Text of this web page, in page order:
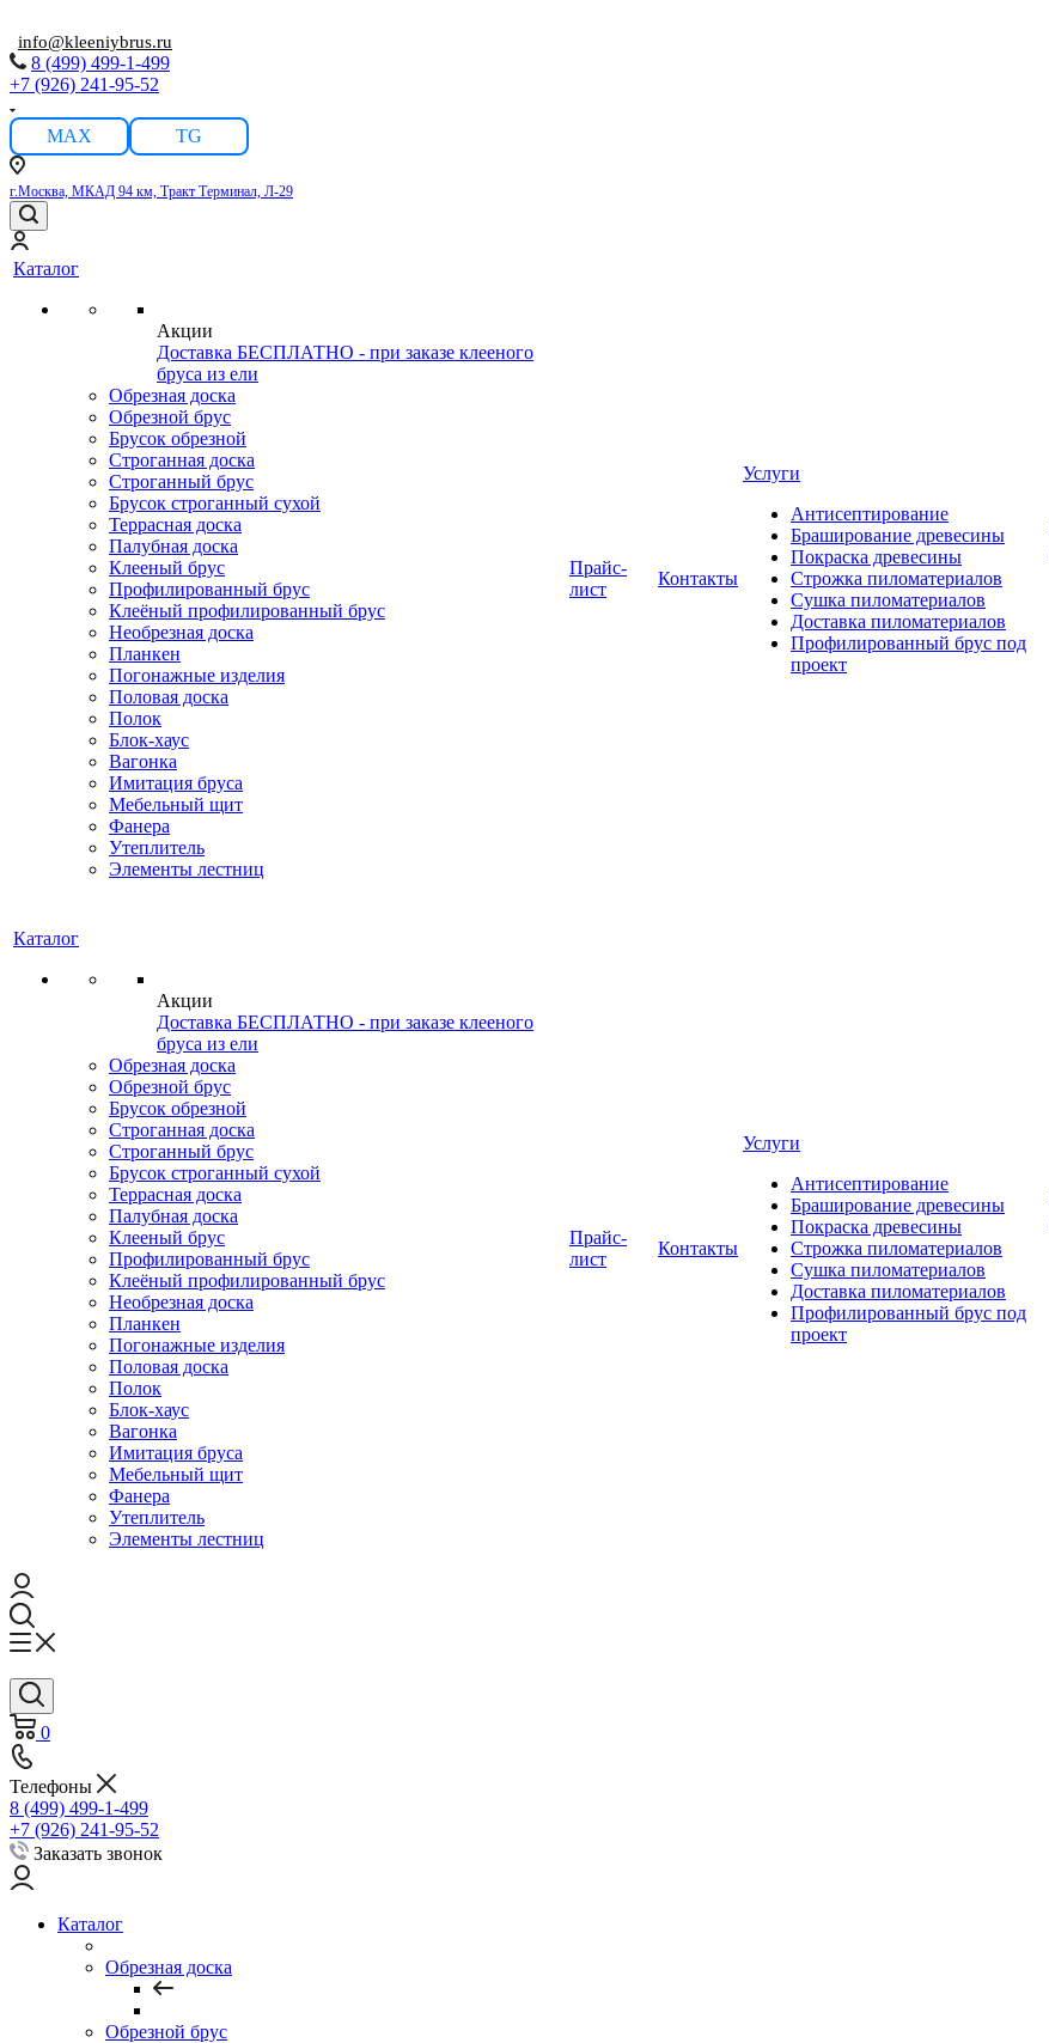
info@kleeniybrus.ru
8 (499) 499-1-499
+7 (926) 241-95-52
MAX TG
г.Москва, МКАД 94 км, Тракт Терминал, Л-29
Каталог
Акции
Доставка БЕСПЛАТНО - при заказе клееного
бруса из ели
Обрезная доска
Обрезной брус
Брусок обрезной
Строганная доска
Строганный брус
Брусок строганный сухой
Террасная доска
Палубная доска
Клееный брус
Профилированный брус
Клеёный профилированный брус
Необрезная доска
Планкен
Погонажные изделия
Половая доска
Полок
Блок-хаус
Вагонка
Имитация бруса
Мебельный щит
Фанера
Утеплитель
Элементы лестниц
Прайс-
лист
Контакты
Услуги
Антисептирование
Браширование древесины
Покраска древесины
Строжка пиломатериалов
Сушка пиломатериалов
Доставка пиломатериалов
Профилированный брус под
проект
Каталог
Акции
Доставка БЕСПЛАТНО - при заказе клееного
бруса из ели
Обрезная доска
Обрезной брус
Брусок обрезной
Строганная доска
Строганный брус
Брусок строганный сухой
Террасная доска
Палубная доска
Клееный брус
Профилированный брус
Клеёный профилированный брус
Необрезная доска
Планкен
Погонажные изделия
Половая доска
Полок
Блок-хаус
Вагонка
Имитация бруса
Мебельный щит
Фанера
Утеплитель
Элементы лестниц
Прайс-
лист
Контакты
Услуги
Антисептирование
Браширование древесины
Покраска древесины
Строжка пиломатериалов
Сушка пиломатериалов
Доставка пиломатериалов
Профилированный брус под
проект
0
Телефоны
8 (499) 499-1-499
+7 (926) 241-95-52
Заказать звонок
Каталог
Обрезная доска
Обрезной брус